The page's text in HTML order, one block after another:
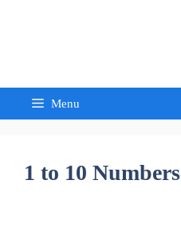
Menu
1 to 10 Numbers